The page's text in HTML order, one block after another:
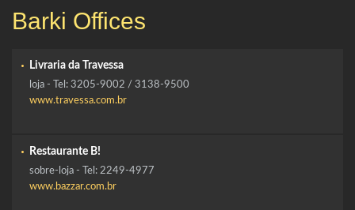
Barki Offices
Livraria da Travessa
loja - Tel: 3205-9002 / 3138-9500
www.travessa.com.br
Restaurante B!
sobre-loja - Tel: 2249-4977
www.bazzar.com.br